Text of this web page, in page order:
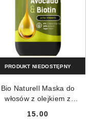
Bio Naturell Maska do
włosów z olejkiem z
15.00
PRODUKT NIEDOSTĘPNY